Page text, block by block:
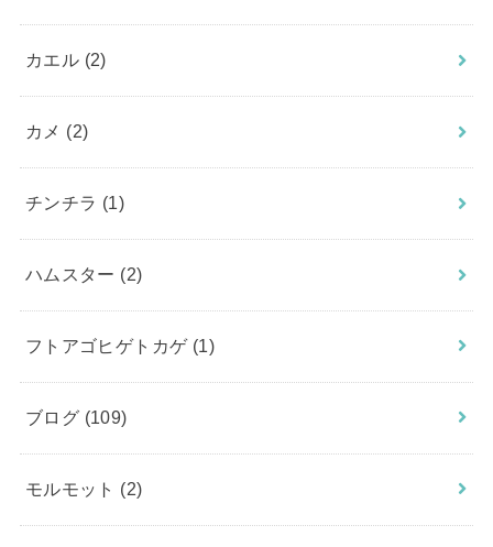
カエル (2)
カメ (2)
チンチラ (1)
ハムスター (2)
フトアゴヒゲトカゲ (1)
ブログ (109)
モルモット (2)